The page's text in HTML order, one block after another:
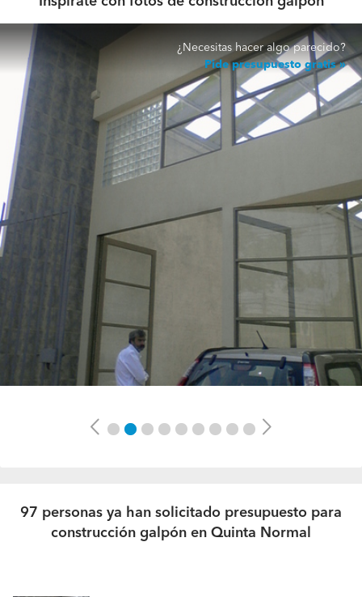
¿Necesitas hacer algo parecido?
Pide presupuesto gratis
Previous Next
97 personas ya han solicitado presupuesto para
construcción galpón en Quinta Normal